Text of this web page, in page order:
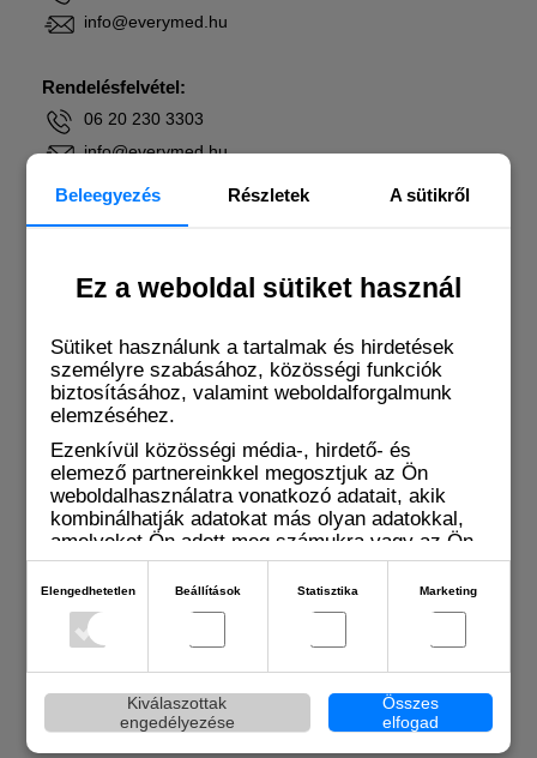
Beleegyezés Részletek A sütikről
Ez a weboldal sütiket használ
Sütiket használunk a tartalmak és hirdetések
személyre szabásához, közösségi funkciók
biztosításához, valamint weboldalforgalmunk
elemzéséhez.
Ezenkívül közösségi média-, hirdető- és
elemező partnereinkkel megosztjuk az Ön
weboldalhasználatra vonatkozó adatait, akik
kombinálhatják adatokat más olyan adatokkal,
amelyeket Ön adott meg számukra vagy az Ön
által használt más szolgáltatásokból gyűjtöttek.
Elengedhetetlen Beállítások Statisztika Marketing
Kiválaszottak
engedélyezése
Összes
elfogad
info@everymed.hu
Rendelésfelvétel:
06 20 230 3303
info@everymed.hu
vejki.zsolt@everymed.hu
Kovács Gábor Észak-Magyarország és Pest
+36 (70) 615 1543
Zsilics Balázs Dél- és Közép-Magyarország és Pest
Pásztor Gyula kórházi kapcsolattartó